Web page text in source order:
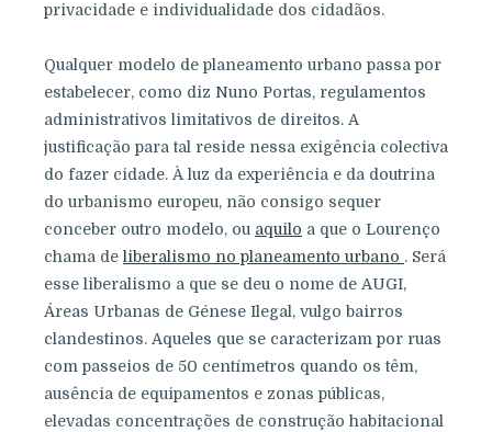
privacidade e individualidade dos cidadãos.
Qualquer modelo de planeamento urbano passa por
estabelecer, como diz Nuno Portas, regulamentos
administrativos limitativos de direitos. A
justificação para tal reside nessa exigência colectiva
do fazer cidade. À luz da experiência e da doutrina
do urbanismo europeu, não consigo sequer
conceber outro modelo, ou aquilo a que o Lourenço
chama de liberalismo no planeamento urbano . Será
esse liberalismo a que se deu o nome de AUGI,
Áreas Urbanas de Génese Ilegal, vulgo bairros
clandestinos. Aqueles que se caracterizam por ruas
com passeios de 50 centímetros quando os têm,
ausência de equipamentos e zonas públicas,
elevadas concentrações de construção habitacional